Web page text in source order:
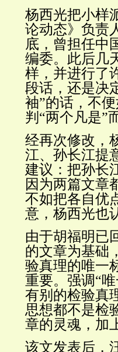
杨西光把小样
论动态》负责
底，曾担任中
编委。此后几
样，并进行了
段话，还是决
袖”的话，不
判“两个凡是”
经再次修改，
江、孙长江提
建议：把孙长
因为两篇文章
不如把各自优
意，杨西光也
由于胡福明已
的文章为基础
验真理的唯一
重要。强调“
有别的检验真
思想都不是检
章的灵魂，加
该文发表后，